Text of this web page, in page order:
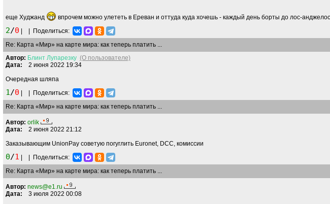
еще Худжанд впрочем можно улететь в Ереван и оттуда куда хочешь - каждый день борты до лос-
2/0
Поделиться:
Re: Карта «Мир» на карте мира: как теперь платить ...
Автор: Блинт Лупарезку (О пользователе)
Дата: 2 июня 2022 19:34
Очередная шляпа
1/0
Поделиться:
Re: Карта «Мир» на карте мира: как теперь платить ...
Автор: orlik
Дата: 2 июня 2022 21:12
Заказывающим UnionPay советую погуглить Euronet, DCC, комиссии
0/1
Поделиться:
Re: Карта «Мир» на карте мира: как теперь платить ...
Автор: news@e1.ru
Дата: 3 июля 2022 00:08